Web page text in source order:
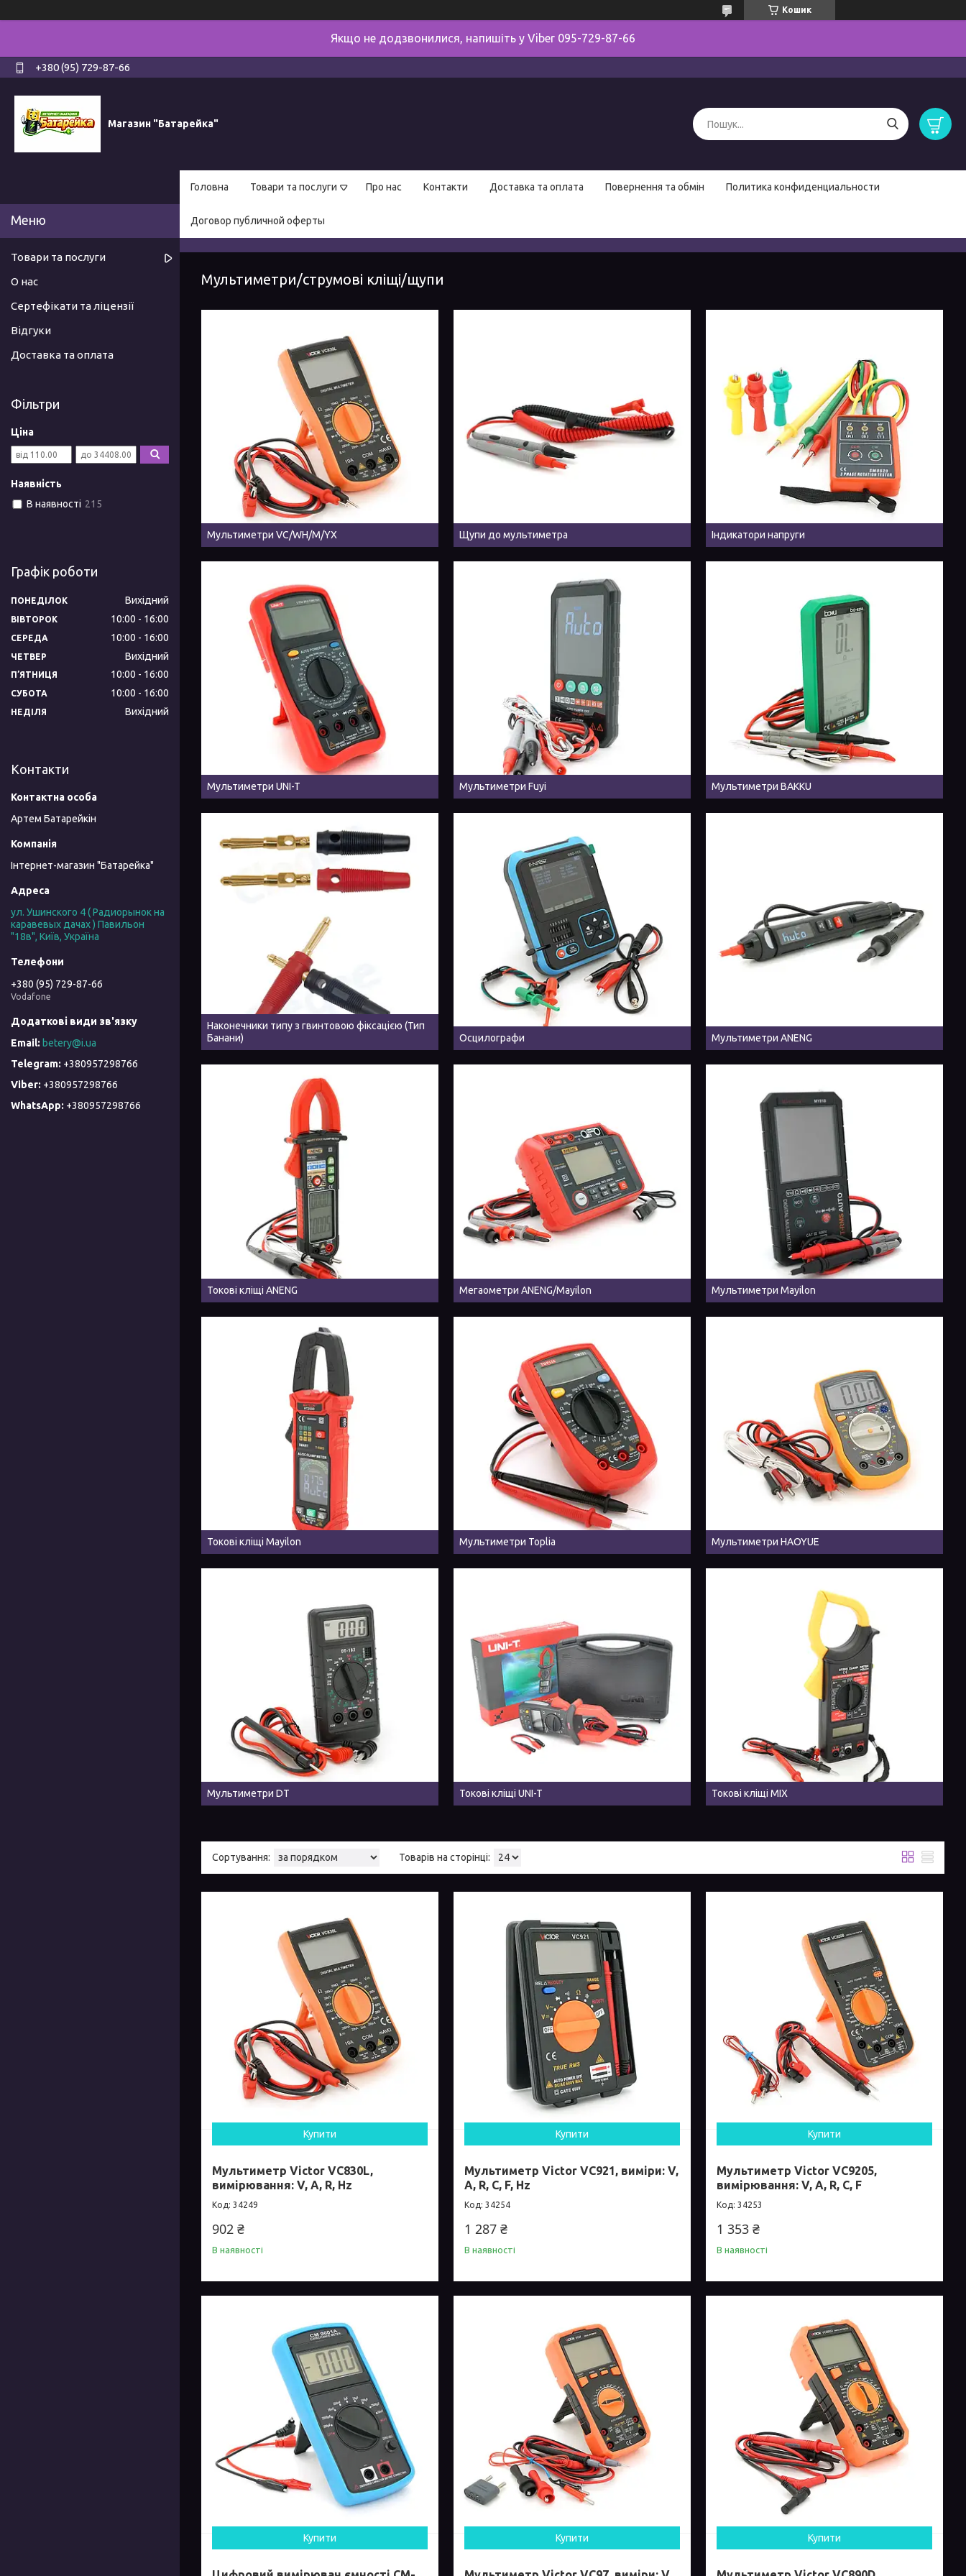
Кошик
Якщо не додзвонилися, напишіть у Viber 095-729-87-66
+380 (95) 729-87-66
Магазин "Батарейка"
Головна Товари та послуги Про нас Контакти Доставка та оплата Повернення та обмін Политика конфиденциальности
Договор публичной оферты
Мультиметри/струмові кліщі/щупи
Мультиметри VC/WH/M/YX Щупи до мультиметра Індикатори напруги
Мультиметри UNI-T Мультиметри Fuyi Мультиметри BAKKU
Наконечники типу з гвинтовою фіксацією (Тип
Банани)
Осцилографи Мультиметри ANENG
Токові кліщі ANENG Мегаометри ANENG/Mayilon Мультиметри Mayilon
Токові кліщі Mayilon Мультиметри Toplia Мультиметри HAOYUE
Мультиметри DT Токові кліщі UNI-T Токові кліщі MIX
Купити
Мультиметр Victor VC830L,
вимірювання: V, A, R, Hz
34249
902 ₴
В наявності
Купити
Мультиметр Victor VC921, виміри: V,
A, R, С, F, Hz
34254
1 287 ₴
В наявності
Купити
Мультиметр Victor VC9205,
вимірювання: V, A, R, С, F
34253
1 353 ₴
В наявності
Купити Купити Купити
Товари та послуги
О нас
Сертефікати та ліцензії
Відгуки
Доставка та оплата
Фільтри
Ціна
Наявність
В наявності 215
Графік роботи
ПОНЕДІЛОК Вихідний
ВІВТОРОК 10:00 16:00
СЕРЕДА 10:00 16:00
ЧЕТВЕР Вихідний
ПʼЯТНИЦЯ 10:00 16:00
СУБОТА 10:00 16:00
НЕДІЛЯ Вихідний
Контакти
Артем Батарейкін
Інтернет-магазин "Батарейка"
ул. Ушинского 4 ( Радиорынок на
каравевых дачах ) Павильон
"18в", Київ, Україна
+380 (95) 729-87-66
Vodafone
betery@i.ua
+380957298766
+380957298766
+380957298766